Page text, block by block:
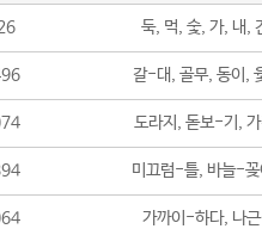
둑, 먹, 숯, 가, 내,
갈-대, 골무, 동이,
도라지, 돋보-기,
미끄럼-틀, 바늘-
가까이-하다, 나